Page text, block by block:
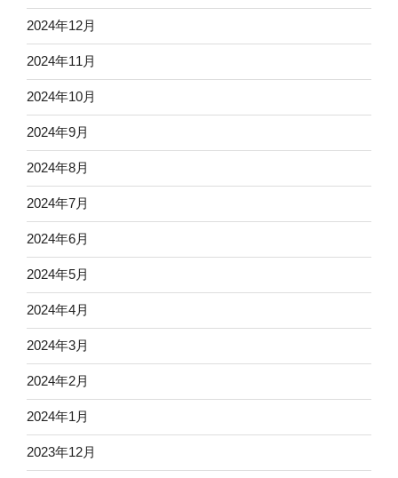
2024年12月
2024年11月
2024年10月
2024年9月
2024年8月
2024年7月
2024年6月
2024年5月
2024年4月
2024年3月
2024年2月
2024年1月
2023年12月